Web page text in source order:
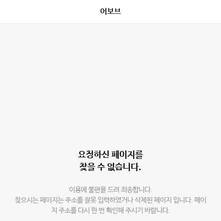
어보브
요청하신 페이지를
찾을 수 없습니다.
이용에 불편을 드려 죄송합니다.
찾으시는 페이지는 주소를 잘못 입력하였거나 삭제된 페이지 입니다. 페이
지 주소를 다시 한 번 확인해 주시기 바랍니다.